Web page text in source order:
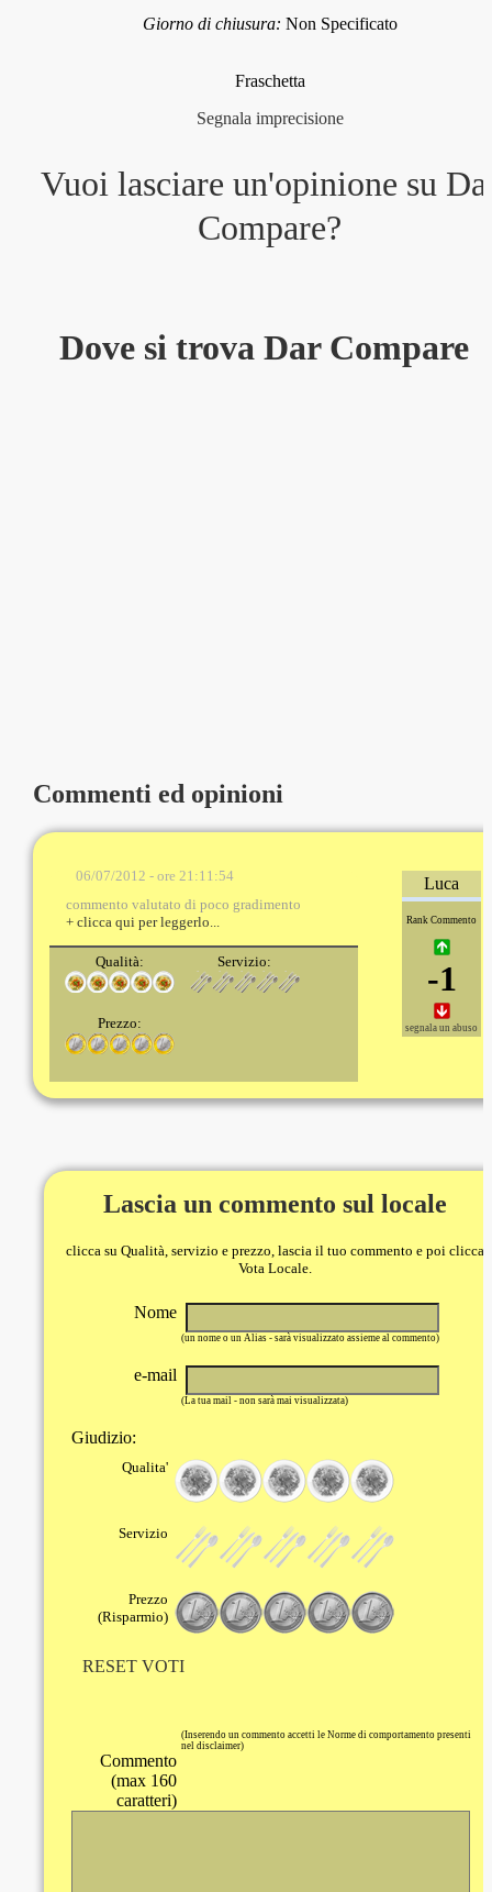
Giorno di chiusura: Non Specificato
Fraschetta
Segnala imprecisione
Vuoi lasciare un'opinione su
Compare?
Dove si trova Dar Compare
Commenti ed opinioni
06/07/2012 - ore 21:11:54
commento valutato di poco gradimento
+ clicca qui per leggerlo...
Qualità: Servizio:
Prezzo:
Luca
Rank Commento
-1
segnala un abuso
Lascia un commento sul locale
clicca su Qualità, servizio e prezzo, lascia il tuo commento e poi clicca
Vota Locale.
Nome
(un nome o un Alias - sarà visualizzato assieme al commento)
e-mail
(La tua mail - non sarà mai visualizzata)
Giudizio:
Qualita'
Servizio
Prezzo
(Risparmio)
RESET VOTI
(Inserendo un commento accetti le Norme di comportamento presenti
nel disclaimer)
Commento
(max 160
caratteri)